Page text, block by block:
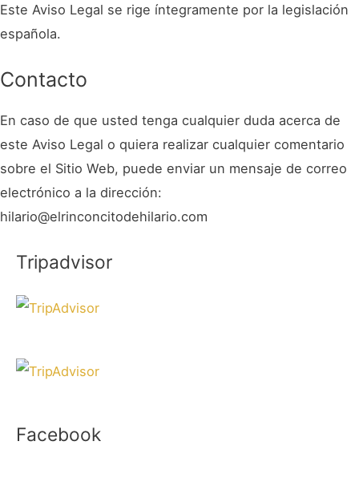
Este Aviso Legal se rige íntegramente por la legislación
española.
Contacto
En caso de que usted tenga cualquier duda acerca de
este Aviso Legal o quiera realizar cualquier comentario
sobre el Sitio Web, puede enviar un mensaje de correo
electrónico a la dirección:
hilario@elrinconcitodehilario.com
Tripadvisor
Facebook